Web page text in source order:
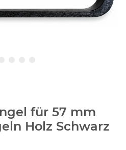
für 57 mm
Holz Schwarz